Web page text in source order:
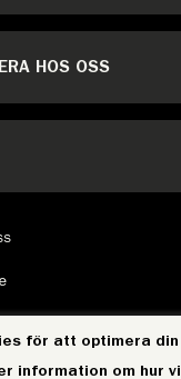
HOS OSS
för att optimera din
information om hur vi